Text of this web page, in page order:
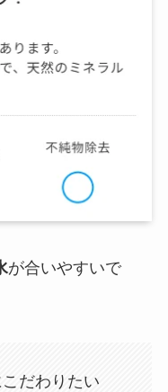
が合いやすいで
だわりたい